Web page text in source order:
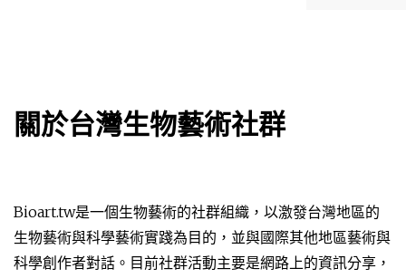
關於台灣生物藝術社群
Bioart.tw是一個生物藝術的社群組織，以激發台灣地區的
生物藝術與科學藝術實踐為目的，並與國際其他地區藝術與
科學創作者對話。目前社群活動主要是網路上的資訊分享，